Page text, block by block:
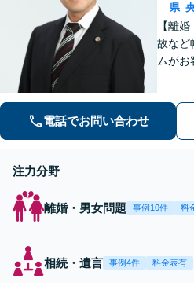
県
【離
故など
ムがお
電話でお問い合わせ
注力分野
離婚・男女問題 事例10件 料
相続・遺言 事例4件 料金表有